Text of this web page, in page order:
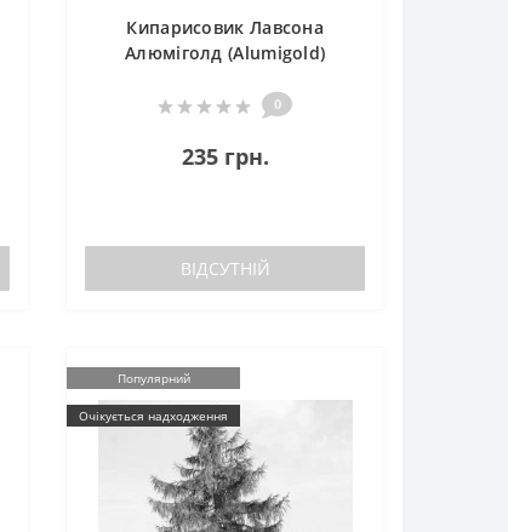
Кипарисовик Лавсона
Алюміголд (Alumigold)
0
235 грн.
ВІДСУТНІЙ
Популярний
Очікується надходження